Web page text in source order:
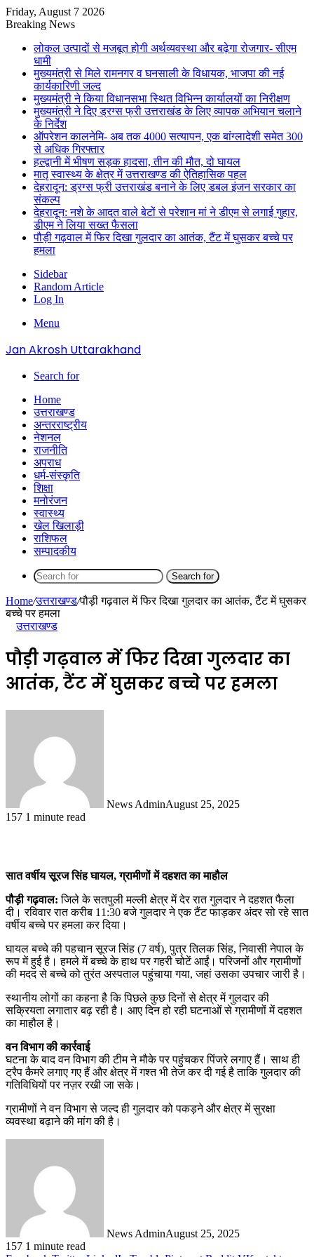
Friday, August 7 2026
Breaking News
लोकल उत्पादों से मजबूत होगी अर्थव्यवस्था और बढ़ेगा रोजगार- सीएम
धामी
मुख्यमंत्री से मिले रामनगर व घनसाली के विधायक, भाजपा की नई
कार्यकारिणी जल्द
मुख्यमंत्री ने किया विधानसभा स्थित विभिन्न कार्यालयों का निरीक्षण
मुख्यमंत्री ने दिए ड्रग्स फ्री उत्तराखंड के लिए व्यापक अभियान चलाने
के निर्देश
ऑपरेशन कालनेमि- अब तक 4000 सत्यापन, एक बांग्लादेशी समेत 300
से अधिक गिरफ्तार
हल्द्वानी में भीषण सड़क हादसा, तीन की मौत, दो घायल
मातृ स्वास्थ्य के क्षेत्र में उत्तराखण्ड की ऐतिहासिक पहल
देहरादून: ड्रग्स फ्री उत्तराखंड बनाने के लिए डबल इंजन सरकार का
संकल्प
देहरादून: नशे के आदत वाले बेटों से परेशान मां ने डीएम से लगाई गुहार,
डीएम ने लिया सख्त फैसला
पौड़ी गढ़वाल में फिर दिखा गुलदार का आतंक, टैंट में घुसकर बच्चे पर
हमला
Sidebar
Random Article
Log In
Menu
Jan Akrosh Uttarakhand
Search for
Home
उत्तराखण्ड
अन्तरराष्ट्रीय
नेशनल
राजनीति
अपराध
धर्म-संस्कृति
शिक्षा
मनोरंजन
स्वास्थ्य
खेल खिलाड़ी
राशिफल
सम्पादकीय
Search for
Home/उत्तराखण्ड/पौड़ी गढ़वाल में फिर दिखा गुलदार का आतंक, टैंट में घुसकर
बच्चे पर हमला
उत्तराखण्ड
पौड़ी गढ़वाल में फिर दिखा गुलदार का
आतंक, टैंट में घुसकर बच्चे पर हमला
News AdminAugust 25, 2025
157 1 minute read
सात वर्षीय सूरज सिंह घायल, ग्रामीणों में दहशत का माहौल
पौड़ी गढ़वाल: जिले के सतपुली मल्ली क्षेत्र में देर रात गुलदार ने दहशत फैला
दी। रविवार रात करीब 11:30 बजे गुलदार ने एक टैंट फाड़कर अंदर सो रहे सात
वर्षीय बच्चे पर हमला कर दिया।
घायल बच्चे की पहचान सूरज सिंह (7 वर्ष), पुत्र तिलक सिंह, निवासी नेपाल के
रूप में हुई है। हमले में बच्चे के हाथ पर गहरी चोटें आईं। परिजनों और ग्रामीणों
की मदद से बच्चे को तुरंत अस्पताल पहुंचाया गया, जहां उसका उपचार जारी है।
स्थानीय लोगों का कहना है कि पिछले कुछ दिनों से क्षेत्र में गुलदार की
सक्रियता लगातार बढ़ रही है। आए दिन हो रही घटनाओं से ग्रामीणों में दहशत
का माहौल है।
वन विभाग की कार्रवाई
घटना के बाद वन विभाग की टीम ने मौके पर पहुंचकर पिंजरे लगाए हैं। साथ ही
ट्रैप कैमरे लगाए गए हैं और क्षेत्र में गश्त भी तेज कर दी गई है ताकि गुलदार की
गतिविधियों पर नज़र रखी जा सके।
ग्रामीणों ने वन विभाग से जल्द ही गुलदार को पकड़ने और क्षेत्र में सुरक्षा
व्यवस्था बढ़ाने की मांग की है।
News AdminAugust 25, 2025
157 1 minute read